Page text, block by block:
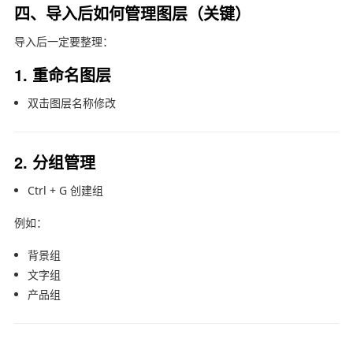
四、导入后如何管理图层（关键）
导入后一定要整理：
1. 重命名图层
双击图层名称修改
2. 分组管理
Ctrl + G 创建组
例如：
背景组
文字组
产品组